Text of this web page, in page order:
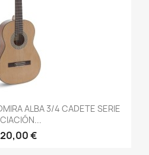
ALBA 3/4 CADETE SERIE
€